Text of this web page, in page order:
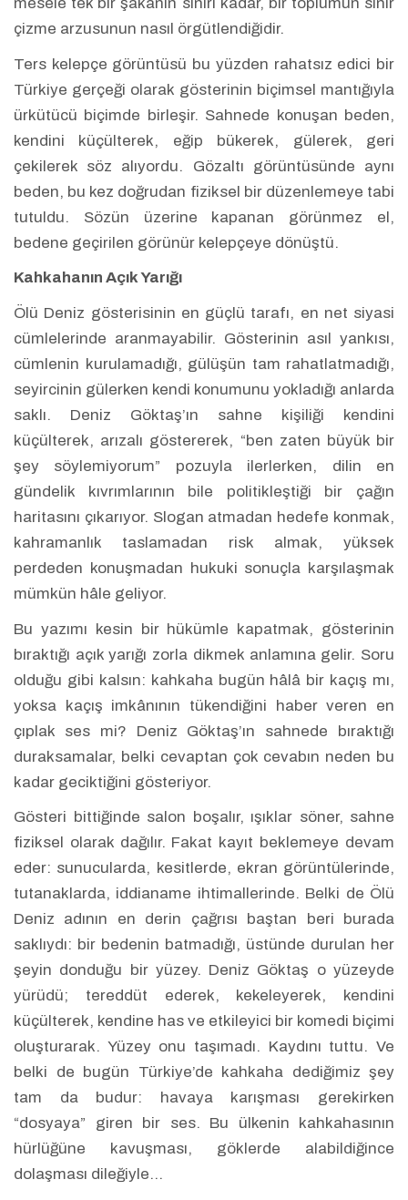
çizme arzusunun nasıl örgütlendiğidir.
Ters kelepçe görüntüsü bu yüzden rahatsız edici bir
Türkiye gerçeği olarak gösterinin biçimsel mantığıyla
ürkütücü biçimde birleşir. Sahnede konuşan beden,
kendini küçülterek, eğip bükerek, gülerek, geri
çekilerek söz alıyordu. Gözaltı görüntüsünde aynı
beden, bu kez doğrudan fiziksel bir düzenlemeye tabi
tutuldu. Sözün üzerine kapanan görünmez el,
bedene geçirilen görünür kelepçeye dönüştü.
Kahkahanın Açık Yarığı
Ölü Deniz gösterisinin en güçlü tarafı, en net siyasi
cümlelerinde aranmayabilir. Gösterinin asıl yankısı,
cümlenin kurulamadığı, gülüşün tam rahatlatmadığı,
seyircinin gülerken kendi konumunu yokladığı anlarda
saklı. Deniz Göktaş’ın sahne kişiliği kendini
küçülterek, arızalı göstererek, “ben zaten büyük bir
şey söylemiyorum” pozuyla ilerlerken, dilin en
gündelik kıvrımlarının bile politikleştiği bir çağın
haritasını çıkarıyor. Slogan atmadan hedefe konmak,
kahramanlık taslamadan risk almak, yüksek
perdeden konuşmadan hukuki sonuçla karşılaşmak
mümkün hâle geliyor.
Bu yazımı kesin bir hükümle kapatmak, gösterinin
bıraktığı açık yarığı zorla dikmek anlamına gelir. Soru
olduğu gibi kalsın: kahkaha bugün hâlâ bir kaçış mı,
yoksa kaçış imkânının tükendiğini haber veren en
çıplak ses mi? Deniz Göktaş’ın sahnede bıraktığı
duraksamalar, belki cevaptan çok cevabın neden bu
kadar geciktiğini gösteriyor.
Gösteri bittiğinde salon boşalır, ışıklar söner, sahne
fiziksel olarak dağılır. Fakat kayıt beklemeye devam
eder: sunucularda, kesitlerde, ekran görüntülerinde,
tutanaklarda, iddianame ihtimallerinde. Belki de Ölü
Deniz adının en derin çağrısı baştan beri burada
saklıydı: bir bedenin batmadığı, üstünde durulan her
şeyin donduğu bir yüzey. Deniz Göktaş o yüzeyde
yürüdü; tereddüt ederek, kekeleyerek, kendini
küçülterek, kendine has ve etkileyici bir komedi biçimi
oluşturarak. Yüzey onu taşımadı. Kaydını tuttu. Ve
belki de bugün Türkiye’de kahkaha dediğimiz şey
tam da budur: havaya karışması gerekirken
“dosyaya” giren bir ses. Bu ülkenin kahkahasının
hürlüğüne kavuşması, göklerde alabildiğince
dolaşması dileğiyle…